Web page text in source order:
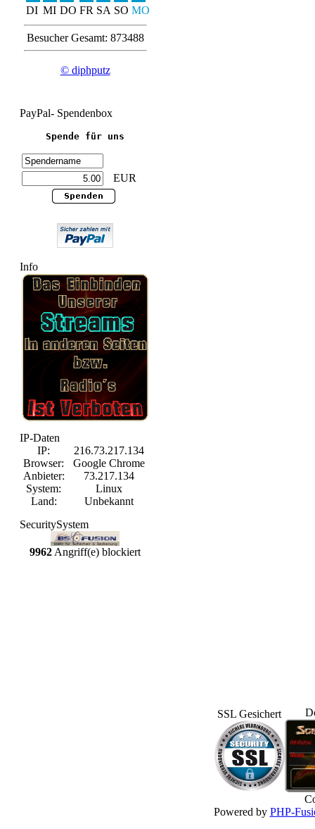
DI MI DO FR SA SO MO
Besucher Gesamt: 873488
© diphputz
PayPal- Spendenbox
Spende für uns
EUR
Info
IP-Daten
IP:
216.73.217.134
Browser:
Google Chrome
Anbieter:
73.217.134
System:
Linux
Land:
Unbekannt
SecuritySystem
9962 Angriff(e) blockiert
SSL Gesichert
Powered by PHP-